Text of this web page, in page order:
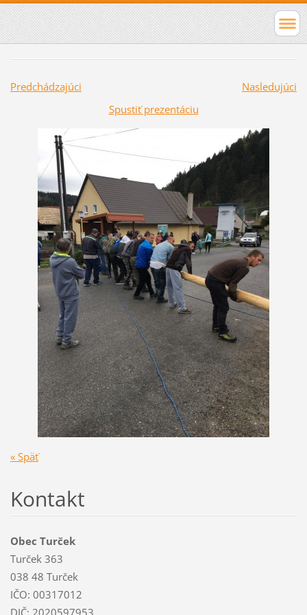
Predchádzajúci
Nasledujúci
Spustiť prezentáciu
« Späť
Kontakt
Obec Turček
Turček 363
038 48 Turček
IČO: 00317012
DIČ: 2020597953